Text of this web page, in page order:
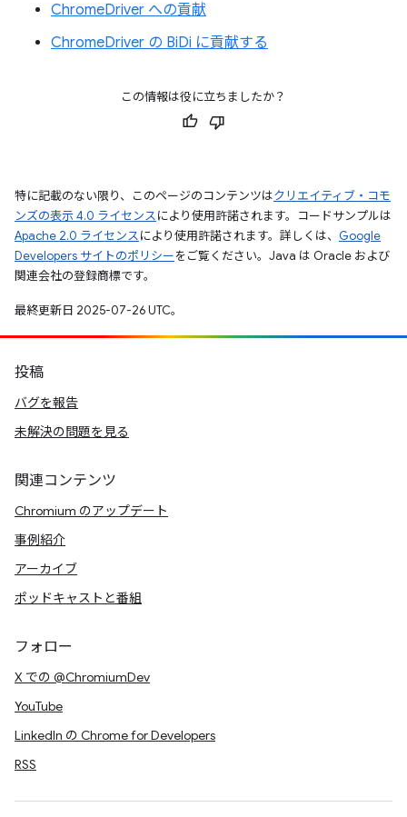
ChromeDriver への貢献
ChromeDriver の BiDi に貢献する
この情報は役に立ちましたか？
特に記載のない限り、このページのコンテンツはクリエイティブ・コモ
ンズの表示 4.0 ライセンスにより使用許諾されます。コードサンプルは
Apache 2.0 ライセンスにより使用許諾されます。詳しくは、 Google
Developers サイトのポリシーをご覧ください。Java は Oracle および
関連会社の登録商標です。
最終更新日 2025-07-26 UTC。
投稿
バグを報告
未解決の問題を見る
関連コンテンツ
Chromium のアップデート
事例紹介
アーカイブ
ポッドキャストと番組
フォロー
X での @ChromiumDev
YouTube
LinkedIn の Chrome for Developers
RSS